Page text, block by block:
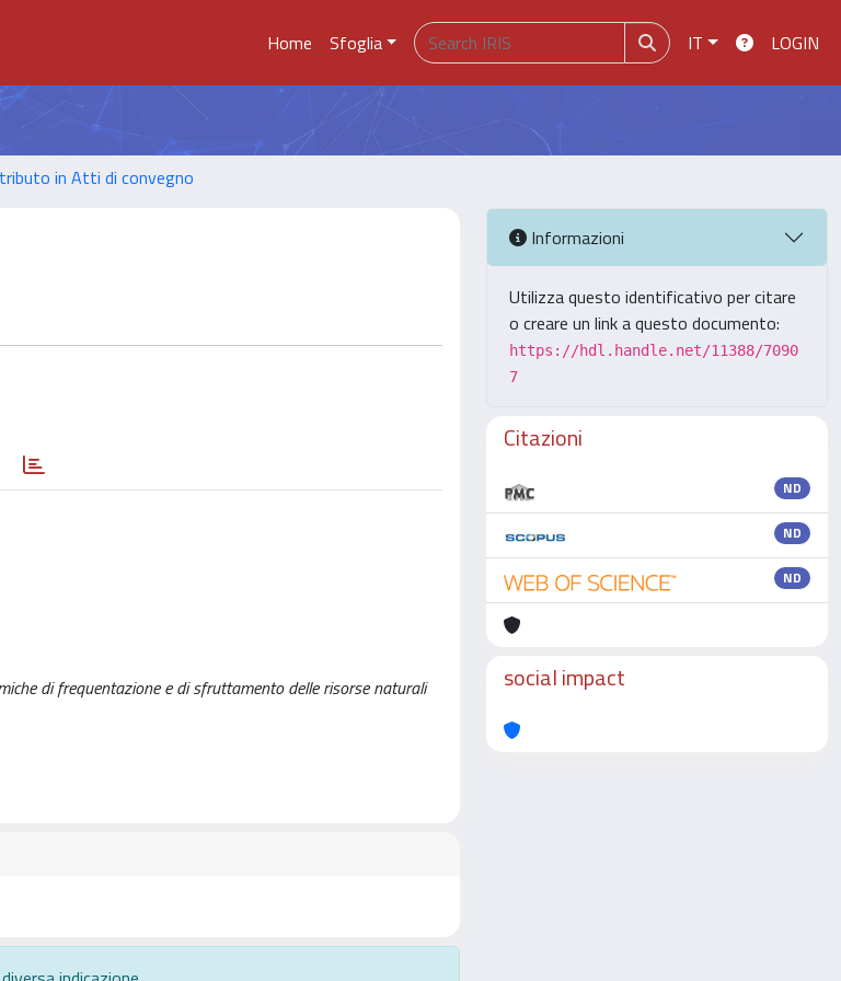
Home Sfoglia IT LOGIN
in Atti di convegno
di frequentazione e di sfruttamento delle risorse naturali
Informazioni
Utilizza questo identificativo per citare
o creare un link a questo documento:
https://hdl.handle.net/11388/7090
7
Citazioni
ND
ND
ND
social impact